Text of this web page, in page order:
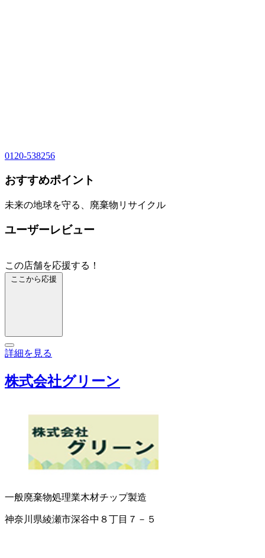
0120-538256
おすすめポイント
未来の地球を守る、廃棄物リサイクル
ユーザーレビュー
この店舗を応援する！
ここから応援
詳細を見る
株式会社グリーン
一般廃棄物処理業木材チップ製造
神奈川県綾瀬市深谷中８丁目７－５